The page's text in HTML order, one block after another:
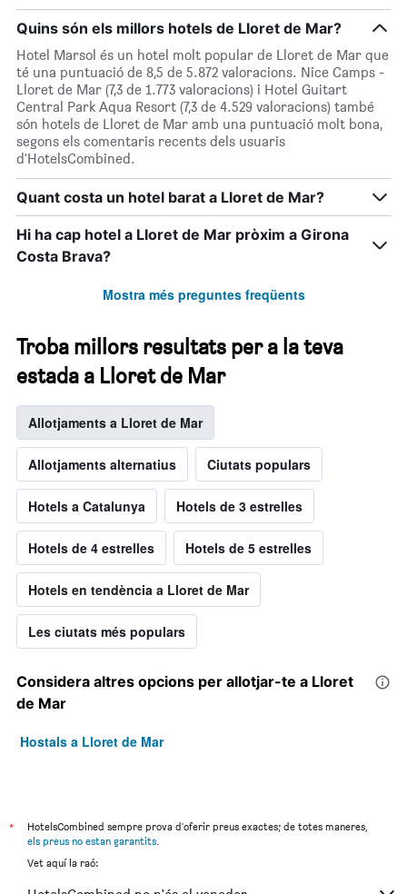
Quins són els millors hotels de Lloret de Mar?
Hotel Marsol és un hotel molt popular de Lloret de Mar que
té una puntuació de 8,5 de 5.872 valoracions. Nice Camps -
Lloret de Mar (7,3 de 1.773 valoracions) i Hotel Guitart
Central Park Aqua Resort (7,3 de 4.529 valoracions) també
són hotels de Lloret de Mar amb una puntuació molt bona,
segons els comentaris recents dels usuaris
d'HotelsCombined.
Quant costa un hotel barat a Lloret de Mar?
Hi ha cap hotel a Lloret de Mar pròxim a Girona
Costa Brava?
Mostra més preguntes freqüents
Troba millors resultats per a la teva
estada a Lloret de Mar
Allotjaments a Lloret de Mar
Allotjaments alternatius Ciutats populars
Hotels a Catalunya Hotels de 3 estrelles
Hotels de 4 estrelles Hotels de 5 estrelles
Hotels en tendència a Lloret de Mar
Les ciutats més populars
Considera altres opcions per allotjar-te a Lloret
de Mar
Hostals a Lloret de Mar
*
HotelsCombined sempre prova d'oferir preus exactes; de totes maneres,
els preus no estan garantits.
Vet aquí la raó: